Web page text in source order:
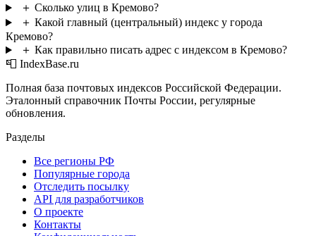
＋ Сколько улиц в Кремово?
＋ Какой главный (центральный) индекс у города
Кремово?
＋ Как правильно писать адрес с индексом в Кремово?
📮 IndexBase.ru
Полная база почтовых индексов Российской Федерации.
Эталонный справочник Почты России, регулярные
обновления.
Разделы
Все регионы РФ
Популярные города
Отследить посылку
API для разработчиков
О проекте
Контакты